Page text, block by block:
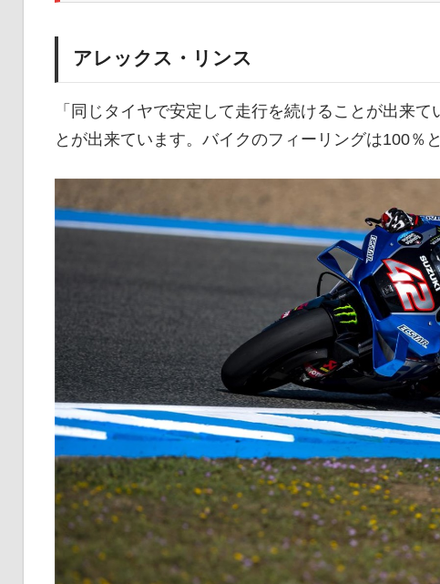
アレックス・リンス
「同じタイヤで安定して走行を続けることが出来
とが出来ています。バイクのフィーリングは100％